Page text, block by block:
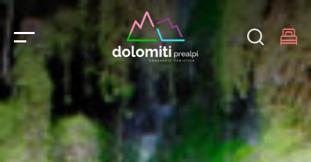
Main Navigation